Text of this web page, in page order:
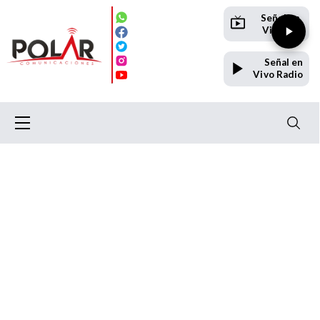
Señal en
Vivo TV
Señal en
Vivo Radio